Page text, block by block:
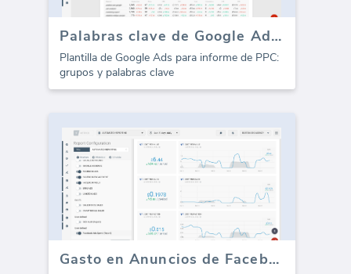
Palabras clave de Google Ads PPC (Informe)
Plantilla de Google Ads para informe de PPC:
grupos y palabras clave
Gasto en Anuncios de Facebook (Informe)